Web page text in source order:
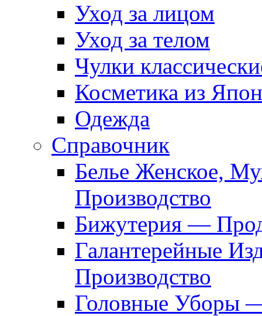
Уход за лицом
Уход за телом
Чулки
Косметика из
Одежда
Справочник
Белье Женское,
Производство
Бижутерия —
Галантерейные
Производство
Головные Уборы